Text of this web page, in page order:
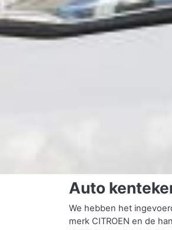
Auto
We hebben het
merk CITROEN en de